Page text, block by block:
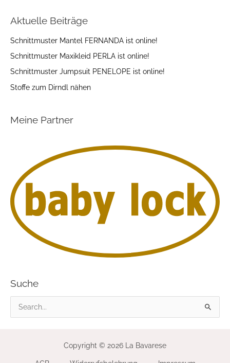
Aktuelle Beiträge
Schnittmuster Mantel FERNANDA ist online!
Schnittmuster Maxikleid PERLA ist online!
Schnittmuster Jumpsuit PENELOPE ist online!
Stoffe zum Dirndl nähen
Meine Partner
Suche
Copyright © 2026 La Bavarese